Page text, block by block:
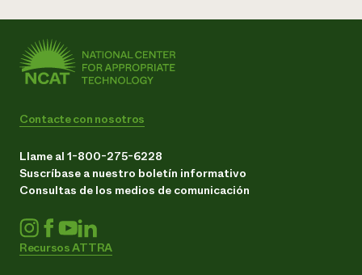
Contacte con nosotros
Llame al 1-800-275-6228
Suscríbase a nuestro boletín informativo
Consultas de los medios de comunicación
Recursos ATTRA